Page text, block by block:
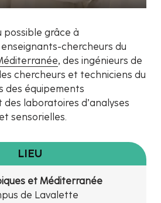
possible grâce à
enseignants-chercheurs du
, des ingénieurs de
chercheurs et techniciens du
des équipements
laboratoires d’analyses
sensorielles.
LIEU
et Méditerranée
de Lavalette